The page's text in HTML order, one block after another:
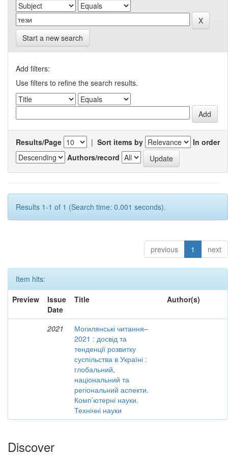
Start a new search
Add filters:
Use filters to refine the search results.
Results/Page | Sort items by
In order
Authors/record
Results 1-1 of 1 (Search time: 0.001 seconds).
previous 1 next
Item hits:
Preview
Issue
Date
Title Author(s)
2021
Могилянські читання–
2021 : досвід та
тенденції розвитку
суспільства в Україні :
глобальний,
національний та
регіональний аспекти.
Комп’ютерні науки.
Технічні науки
Discover